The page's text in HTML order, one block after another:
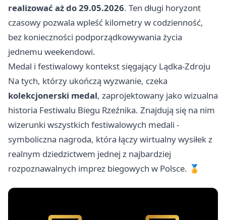
realizować aż do 29.05.2026. Ten długi horyzont
czasowy pozwala wpleść kilometry w codzienność,
bez konieczności podporządkowywania życia
jednemu weekendowi.
Medal i festiwalowy kontekst sięgający Lądka-Zdroju
Na tych, którzy ukończą wyzwanie, czeka
kolekcjonerski medal, zaprojektowany jako wizualna
historia Festiwalu Biegu Rzeźnika. Znajdują się na nim
wizerunki wszystkich festiwalowych medali -
symboliczna nagroda, która łączy wirtualny wysiłek z
realnym dziedzictwem jednej z najbardziej
rozpoznawalnych imprez biegowych w Polsce. 🏅